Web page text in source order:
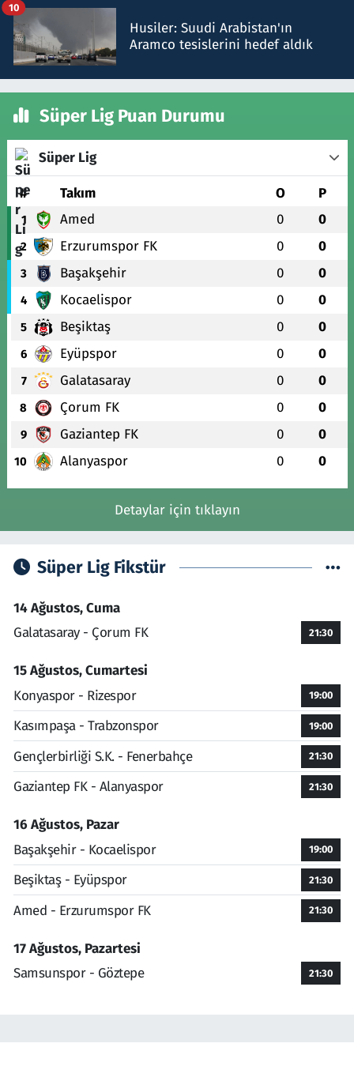
Husiler: Suudi Arabistan'ın
Aramco tesislerini hedef aldık
10
Süper Lig Puan Durumu
Süper Lig
# Takım O P
1 Amed 0 0
2 Erzurumspor FK 0 0
3 Başakşehir 0 0
4 Kocaelispor 0 0
5 Beşiktaş 0 0
6 Eyüpspor 0 0
7 Galatasaray 0 0
8 Çorum FK 0 0
9 Gaziantep FK 0 0
10 Alanyaspor 0 0
Detaylar için tıklayın
Süper Lig Fikstür
14 Ağustos, Cuma
Galatasaray - Çorum FK
21:30
15 Ağustos, Cumartesi
Konyaspor - Rizespor
19:00
Kasımpaşa - Trabzonspor 19:00
Gençlerbirliği S.K. - Fenerbahçe 21:30
Gaziantep FK - Alanyaspor 21:30
16 Ağustos, Pazar
Başakşehir - Kocaelispor
19:00
Beşiktaş - Eyüpspor 21:30
Amed - Erzurumspor FK 21:30
17 Ağustos, Pazartesi
Samsunspor - Göztepe
21:30